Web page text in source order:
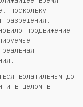
поскольку
разрешения.
продвижение
волатильным до
и в целом в